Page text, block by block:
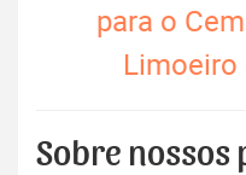
para o
Limoeiro
Sobre nossos